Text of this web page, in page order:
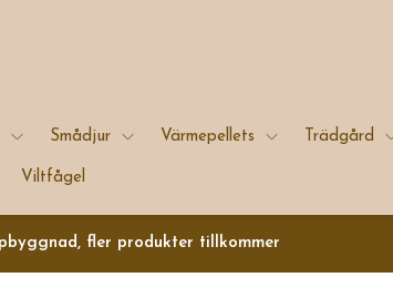
Smådjur Värmepellets Trädgård
Viltfågel
fler produkter tillkommer